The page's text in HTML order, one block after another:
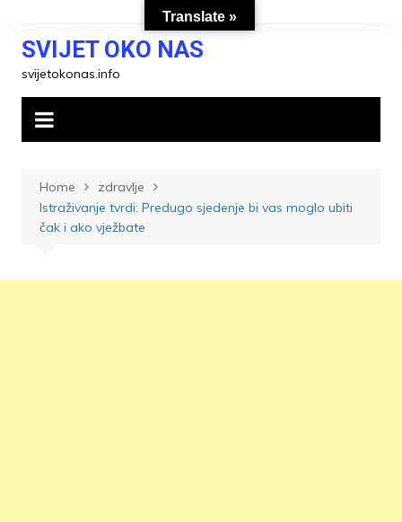
contentSVIJET OKO NAS
svijetokonas.info
Home
zdravlje
Istraživanje tvrdi: Predugo sjedenje bi vas moglo ubiti
čak i ako vježbate
Translate »